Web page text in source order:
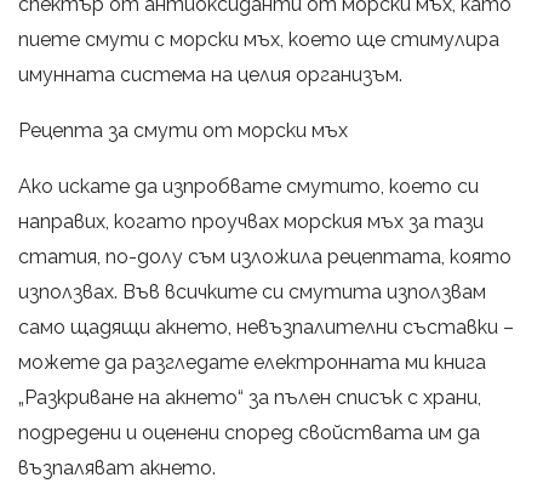
пиете смути с морски мъх, което ще стимулира
имунната система на целия организъм.
Рецепта за смути от морски мъх
Ако искате да изпробвате смутито, което си
направих, когато проучвах морския мъх за тази
статия, по-долу съм изложила рецептата, която
използвах. Във всичките си смутита използвам
само щадящи акнето, невъзпалителни съставки –
можете да разгледате електронната ми книга
„Разкриване на акнето“ за пълен списък с храни,
подредени и оценени според свойствата им да
възпаляват акнето.